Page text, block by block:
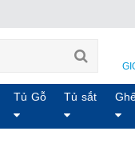
Tủ Gỗ Tủ sắt